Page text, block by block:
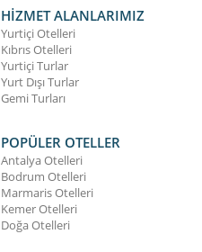
HİZMET ALANLARIMIZ
Yurtiçi Otelleri
Kıbrıs Otelleri
Yurtiçi Turlar
Yurt Dışı Turlar
Gemi Turları
POPÜLER OTELLER
Antalya Otelleri
Bodrum Otelleri
Marmaris Otelleri
Kemer Otelleri
Doğa Otelleri